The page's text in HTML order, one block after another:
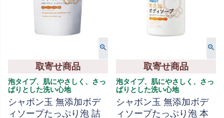
取寄せ商品
泡タイプ、肌にやさしく、さっ
ぱりとした洗い心地
シャボン玉 無添加ボデ
ィソープたっぷり泡 詰
取寄せ商品
泡タイプ、肌にやさしく、さっ
ぱりとした洗い心地
シャボン玉 無添加ボデ
ィソープたっぷり泡 本